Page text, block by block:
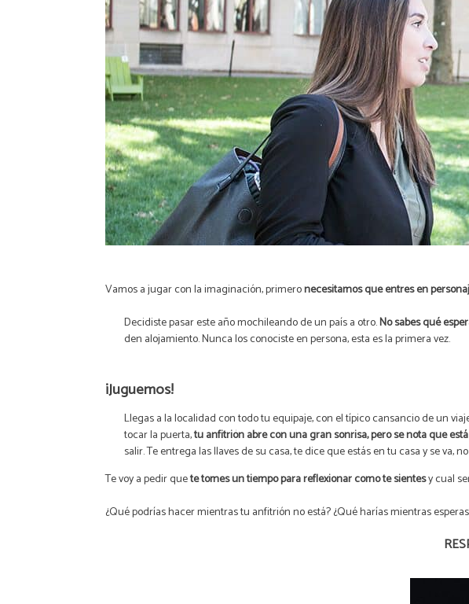
Vamos a jugar con laimaginación, primeronecesitamos que entres en
Decidiste pasar este año mochileando de un país a otro.No sabes qué
den alojamiento. Nunca los conociste en persona, esta es la primera vez.
¡Juguemos!
Llegas a la localidad con todo tu equipaje, con el típico cansancio de un
tocar la puerta,tu anfitrión abre con una gran sonrisa, pero se nota que
salir. Te entrega las llaves de su casa, te dice que estás en tu casa y se va,
Te voy a pedir quete tomes un tiempo para reflexionar como te sientesy cual
¿Qué podrías hacer mientras tu anfitrión no está? ¿Qué harías mientras